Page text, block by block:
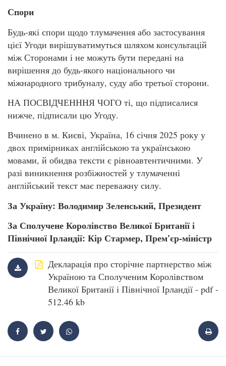
Спори
Будь-які спори щодо тлумачення або застосування
цієї Угоди вирішуватимуться шляхом консультацій
між Сторонами і не можуть бути передані на
вирішення до будь-якого національного чи
міжнародного трибуналу, суду або третьої сторони.
НА ПОСВІДЧЕНННЯ ЧОГО ті, що підписалися
нижче, підписали цю Угоду.
Вчинено в м. Києві, Україна, 16 січня 2025 року у
двох примірниках англійською та українською
мовами, й обидва тексти є рівноавтентичними. У
разі виникнення розбіжностей у тлумаченні
англійський текст має переважну силу.
За Україну: Володимир Зеленський, Президент
За Сполучене Королівство Великої Британії і
Північної Ірландії: Кір Стармер, Прем'єр-міністр
Декларація про сторічне партнерство між
Україною та Сполученим Королівством
Великої Британії і Північної Ірландії - pdf -
512.46 kb